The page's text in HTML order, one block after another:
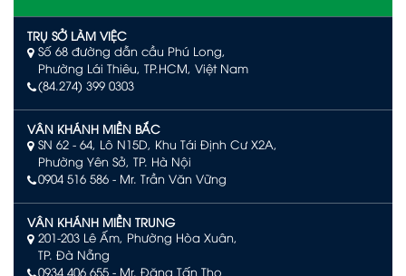
TRỤ SỞ LÀM VIỆC
Số 68 đường dẫn cầu Phú Long,
Phường Lái Thiêu, TP.HCM, Việt Nam
(84.274) 399 0303
VÂN KHÁNH MIỀN BẮC
SN 62 - 64, Lô N15D, Khu Tái Định Cư X2A,
Phường Yên Sở, TP. Hà Nội
0904 516 586 - Mr. Trần Văn Vững
VÂN KHÁNH MIỀN TRUNG
201-203 Lê Ấm, Phường Hòa Xuân,
TP. Đà Nẵng
0934 406 655 - Mr. Đặng Tấn Thọ